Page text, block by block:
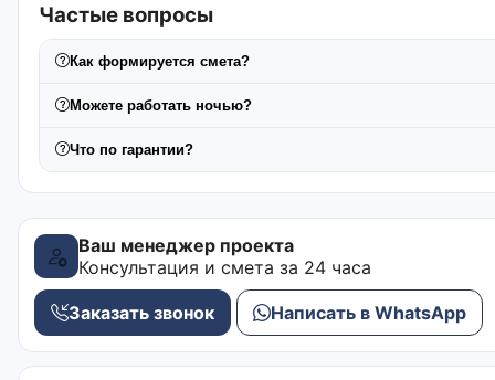
Частые вопросы
Как формируется смета?
Можете работать ночью?
Что по гарантии?
Ваш менеджер проекта
Консультация и смета за 24 часа
Заказать звонок Написать в WhatsApp